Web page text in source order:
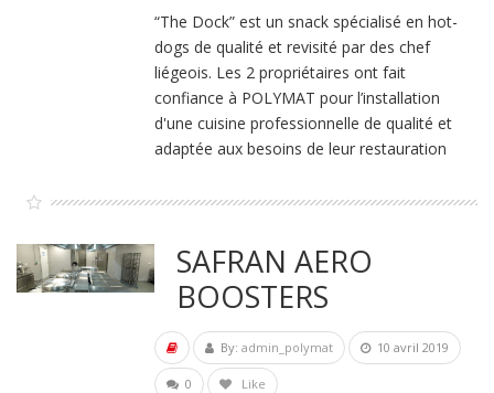
“The Dock” est un snack spécialisé en hot-
dogs de qualité et revisité par des chef
liégeois. Les 2 propriétaires ont fait
confiance à POLYMAT pour l’installation
d'une cuisine professionnelle de qualité et
adaptée aux besoins de leur restauration
SAFRAN AERO
BOOSTERS
By:admin_polymat 10 avril 2019
0 Like